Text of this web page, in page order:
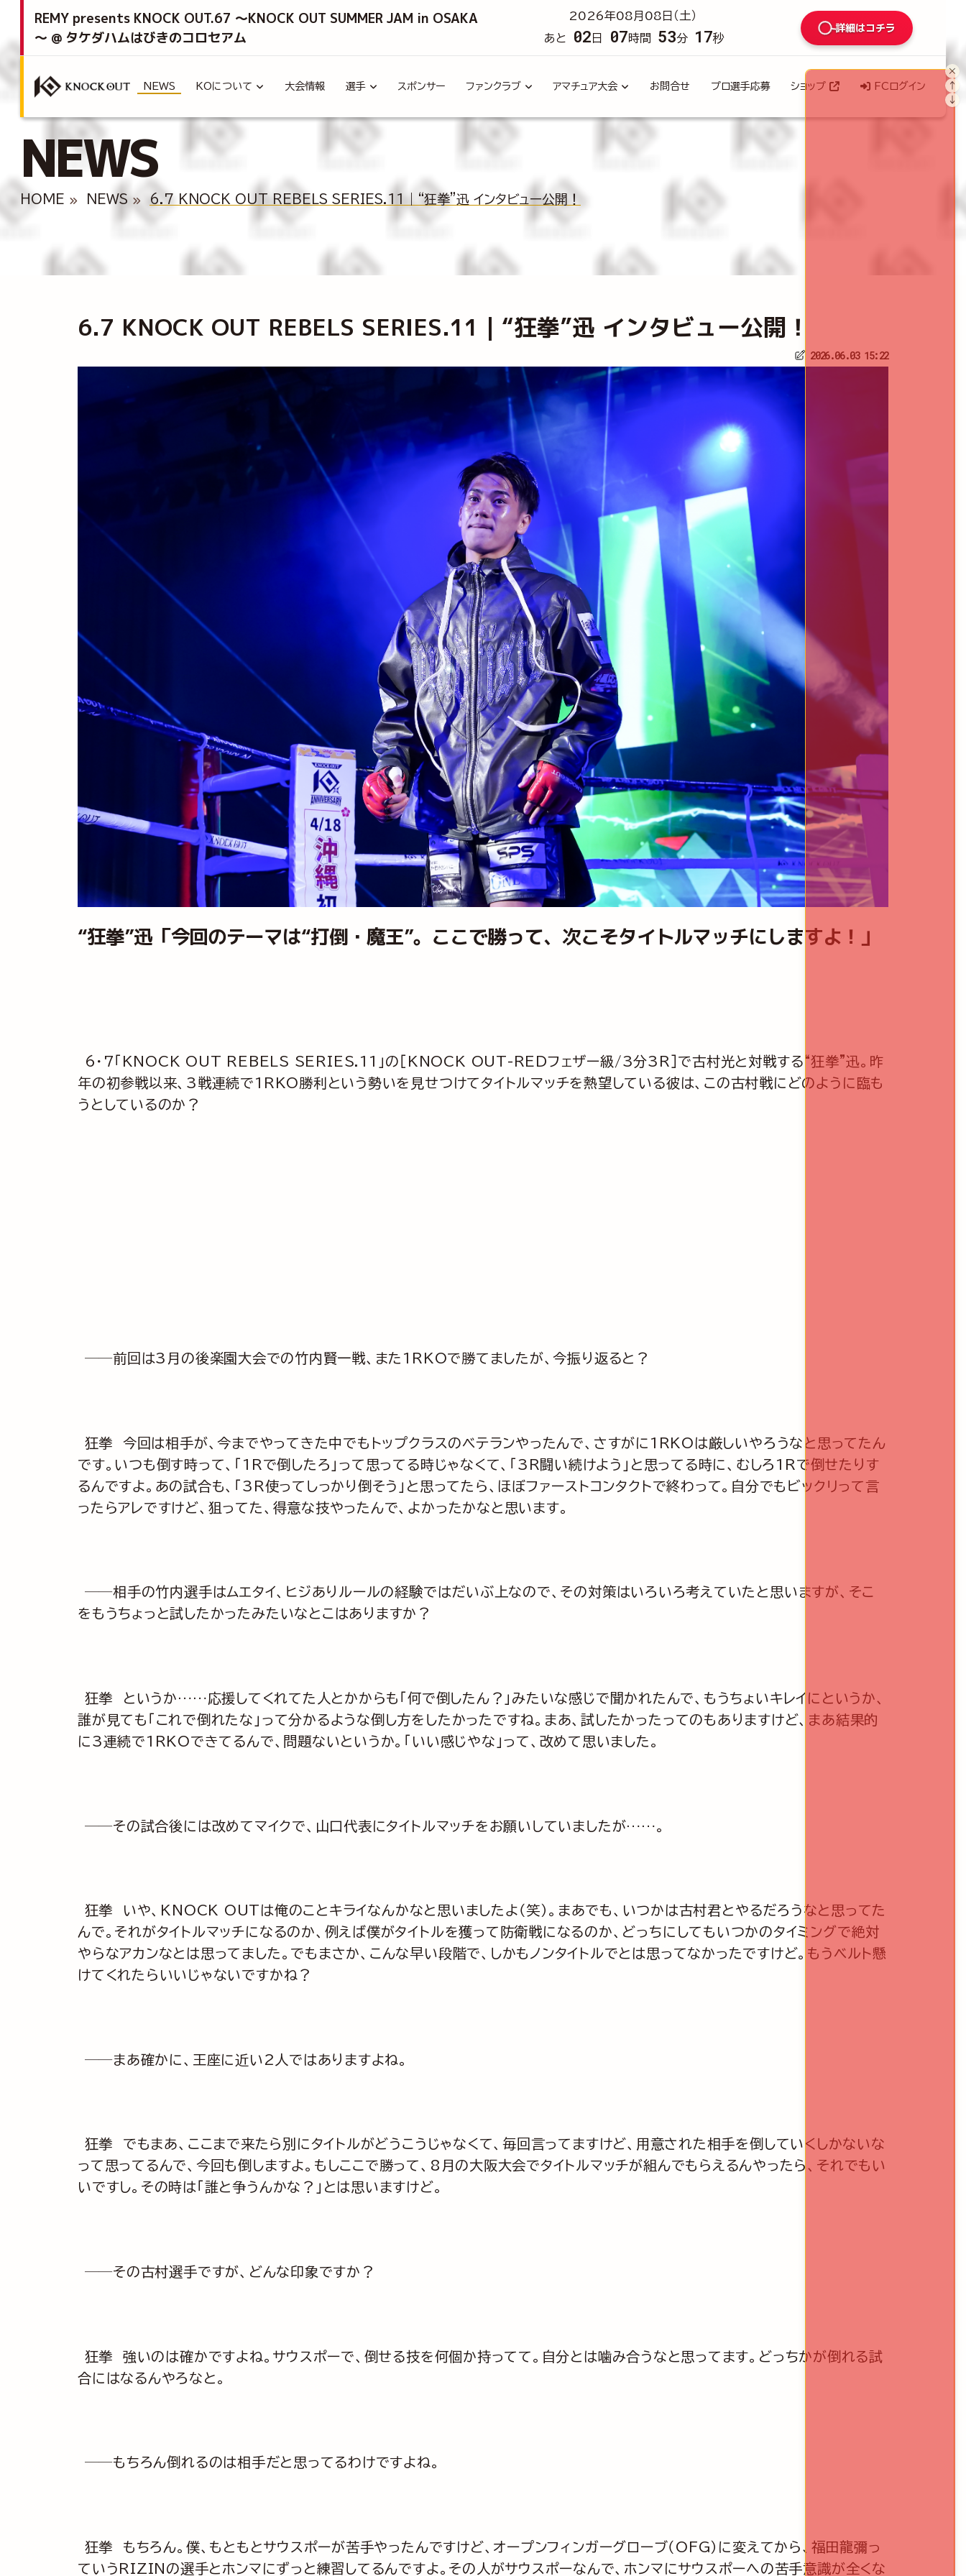
REMY presents KNOCK OUT.67 ～KNOCK OUT SUMMER JAM in OSAKA
～ @ タケダハムはびきのコロセアム
2026年08月08日（土）
あと
02 日 07時間 53分 16秒
詳細はコチラ
NEWS KOについて 大会情報 選手 スポンサー ファンクラブ アマチュア大会 お問合せ プロ選手応募 ショップ FCログイン
NEWS
HOME NEWS 6.7 KNOCK OUT REBELS SERIES.11｜“狂拳”迅 インタビュー公開！
6.7 KNOCK OUT REBELS SERIES.11｜“狂拳”迅 インタビュー公開！
2026.06.03 15:22
“狂拳”迅「今回のテーマは“打倒・魔王”。ここで勝って、次こそタイトルマッチにしますよ！」
6・7「KNOCK OUT REBELS SERIES.11」の［KNOCK OUT-REDフェザー級/3分3R］で古村光と対戦する“狂拳”迅。昨
年の初参戦以来、3戦連続で1RKO勝利という勢いを見せつけてタイトルマッチを熱望している彼は、この古村戦にどのように臨も
うとしているのか？
──前回は3月の後楽園大会での竹内賢一戦、また1RKOで勝てましたが、今振り返ると？
狂拳 今回は相手が、今までやってきた中でもトップクラスのベテランやったんで、さすがに1RKOは厳しいやろうなと思ってたん
です。いつも倒す時って、「1Rで倒したろ」って思ってる時じゃなくて、「3R闘い続けよう」と思ってる時に、むしろ1Rで倒せたりす
るんですよ。あの試合も、「3R使ってしっかり倒そう」と思ってたら、ほぼファーストコンタクトで終わって。自分でもビックリって言
ったらアレですけど、狙ってた、得意な技やったんで、よかったかなと思います。
──相手の竹内選手はムエタイ、ヒジありルールの経験ではだいぶ上なので、その対策はいろいろ考えていたと思いますが、そこ
をもうちょっと試したかったみたいなとこはありますか？
狂拳 というか……応援してくれてた人とかからも「何で倒したん？」みたいな感じで聞かれたんで、もうちょいキレイにというか、
誰が見ても「これで倒れたな」って分かるような倒し方をしたかったですね。まあ、試したかったってのもありますけど、まあ結果的
に3連続で1RKOできてるんで、問題ないというか。「いい感じやな」って、改めて思いました。
──その試合後には改めてマイクで、山口代表にタイトルマッチをお願いしていましたが……。
狂拳 いや、KNOCK OUTは俺のことキライなんかなと思いましたよ（笑）。まあでも、いつかは古村君とやるだろうなと思ってた
んで。それがタイトルマッチになるのか、例えば僕がタイトルを獲って防衛戦になるのか、どっちにしてもいつかのタイミングで絶対
やらなアカンなとは思ってました。でもまさか、こんな早い段階で、しかもノンタイトルでとは思ってなかったですけど。もうベルト懸
けてくれたらいいじゃないですかね？
──まあ確かに、王座に近い2人ではありますよね。
狂拳 でもまあ、ここまで来たら別にタイトルがどうこうじゃなくて、毎回言ってますけど、用意された相手を倒していくしかないな
って思ってるんで、今回も倒しますよ。もしここで勝って、8月の大阪大会でタイトルマッチが組んでもらえるんやったら、それでもい
いですし。その時は「誰と争うんかな？」とは思いますけど。
──その古村選手ですが、どんな印象ですか？
狂拳 強いのは確かですよね。サウスポーで、倒せる技を何個か持ってて。自分とは噛み合うなと思ってます。どっちかが倒れる試
合にはなるんやろなと。
──もちろん倒れるのは相手だと思ってるわけですよね。
狂拳 もちろん。僕、もともとサウスポーが苦手やったんですけど、オープンフィンガーグローブ（OFG）に変えてから、福田龍彌っ
ていうRIZINの選手とホンマにずっと練習してるんですよ。その人がサウスポーなんで、ホンマにサウスポーへの苦手意識が全くな
×
↑
↓